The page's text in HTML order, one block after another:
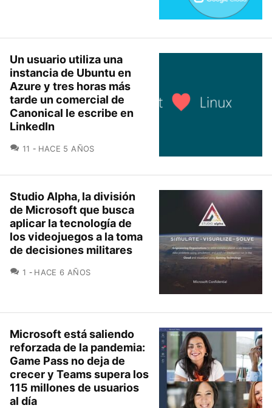
Un usuario utiliza una
instancia de Ubuntu en
Azure y tres horas más
tarde un comercial de
Canonical le escribe en
LinkedIn
11 COMENTARIOS
HACE 5 AÑOS
Studio Alpha, la división
de Microsoft que busca
aplicar la tecnología de
los videojuegos a la toma
de decisiones militares
1 COMENTARIOS
HACE 6 AÑOS
Microsoft está saliendo
reforzada de la pandemia:
Game Pass no deja de
crecer y Teams supera los
115 millones de usuarios
al día